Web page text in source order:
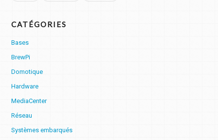
CATÉGORIES
Bases
BrewPi
Domotique
Hardware
MediaCenter
Réseau
Systèmes embarqués